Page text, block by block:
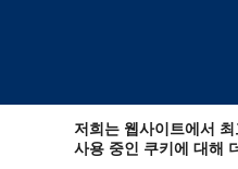
简体中文
CHF - 스위스
저희는 웹사이트에서
사용 중인 쿠키에 대해